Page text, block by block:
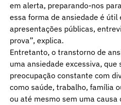
em alerta, preparando-nos
essa forma de ansiedade é útil
apresentações públicas,
prova”, explica.
Entretanto, o transtorno de
uma ansiedade excessiva,
preocupação constante com
como saúde, trabalho, família
ou até mesmo sem uma causa